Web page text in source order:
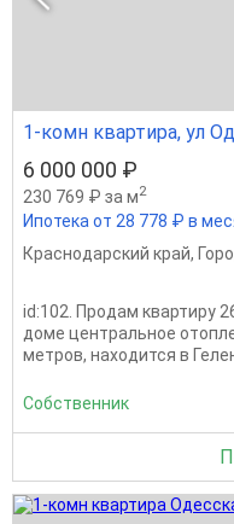
1-комн квартира, ул
6 000 000 ₽
230 769 ₽ за м2
Ипотека от 28 778 ₽ в
Краснодарский край,
id:102. Продам квартиру
доме центральное
метров, находится в
Собственник